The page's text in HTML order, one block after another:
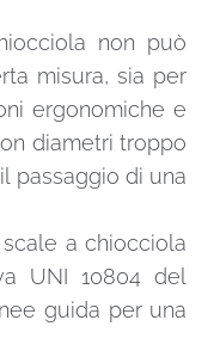
non può
misura, sia per
ergonomiche e
diametri troppo
passaggio di una
a chiocciola
UNI 10804 del
guida per una